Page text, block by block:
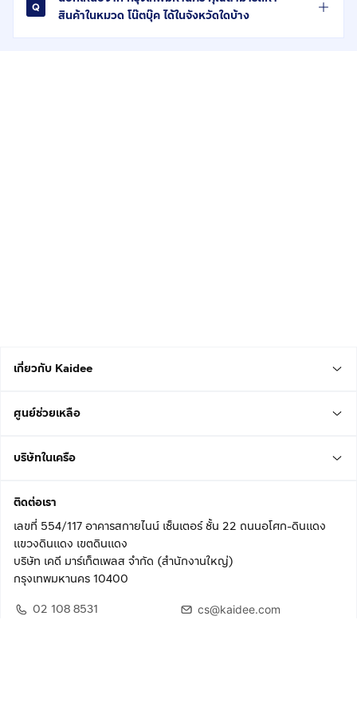
สินค้าในหมวด โน๊ตบุ๊ค ได้ในจังหวัดใดบ้าง
เกี่ยวกับ Kaidee
ศูนย์ช่วยเหลือ
บริษัทในเครือ
ติดต่อเรา
เลขที่ 554/117 อาคารสกายไนน์ เซ็นเตอร์ ชั้น 22 ถนนอโศก-ดินแดง
แขวงดินแดง เขตดินแดง
บริษัท เคดี มาร์เก็ตเพลส จำกัด (สำนักงานใหญ่)
กรุงเทพมหานคร 10400
02 108 8531
cs@kaidee.com